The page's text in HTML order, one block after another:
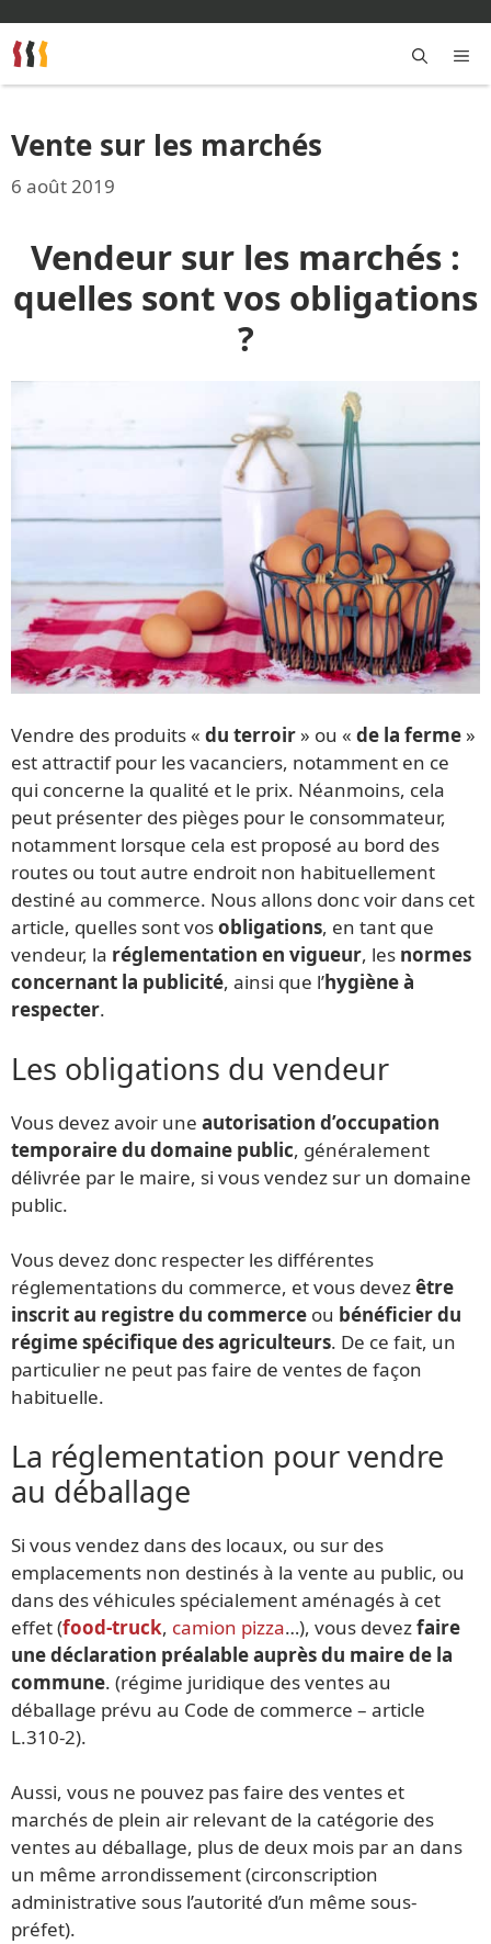
au
contenu
Vente sur les marchés
6 août 2019
Vendeur sur les marchés :
quelles sont vos obligations
?
Vendre des produits « du terroir » ou « de la ferme »
est attractif pour les vacanciers, notamment en ce
qui concerne la qualité et le prix. Néanmoins, cela
peut présenter des pièges pour le consommateur,
notamment lorsque cela est proposé au bord des
routes ou tout autre endroit non habituellement
destiné au commerce. Nous allons donc voir dans cet
article, quelles sont vosobligations, en tant que
vendeur, la réglementation en vigueur, les normes
concernant la publicité, ainsi que l’hygiène à
respecter.
Les obligations du vendeur
Vous devez avoir une autorisation d’occupation
temporaire du domaine public, généralement
délivrée par le maire, si vous vendez sur un domaine
public.
Vous devez donc respecter les différentes
réglementations du commerce, et vous devezêtre
inscrit au registre du commerce ou bénéficier du
régime spécifique des agriculteurs. De ce fait, un
particulier ne peut pas faire de ventes de façon
habituelle.
La réglementation pour vendre
au déballage
Si vous vendez dans des locaux, ou sur des
emplacements non destinés à la vente au public, ou
dans des véhicules spécialement aménagés à cet
effet (food-truck, camion pizza…), vous devezfaire
une déclaration préalable auprès du maire de la
commune. (régime juridique des ventes au
déballage prévu au Code de commerce – article
L.310-2).
Aussi, vous ne pouvez pas faire des ventes et
marchés de plein air relevant de la catégorie des
ventes au déballage, plus de deux mois par an dans
un même arrondissement (circonscription
administrative sous l’autorité d’un même sous-
préfet).